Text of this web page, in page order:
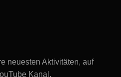
neuesten Aktivitäten, auf
Kanal.